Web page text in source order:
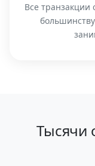
Все транзакции
Тысячи